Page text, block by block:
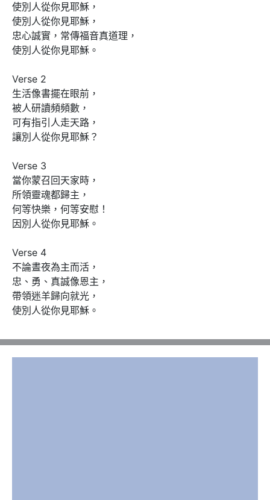
使別人從你見耶穌，
使別人從你見耶穌，
忠心誠實，常傳福音真道理，
使別人從你見耶穌。
Verse 2
生活像書擺在眼前，
被人研讀頻頻數，
可有指引人走天路，
讓別人從你見耶穌？
Verse 3
當你蒙召回天家時，
所領靈魂都歸主，
何等快樂，何等安慰！
因別人從你見耶穌。
Verse 4
不論晝夜為主而活，
忠、勇、真誠像恩主，
帶領迷羊歸向就光，
使別人從你見耶穌。